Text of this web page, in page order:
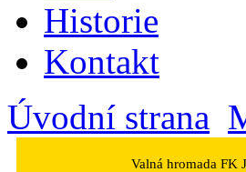
Historie
Kontakt
Úvodní strana
Valná hromada FK